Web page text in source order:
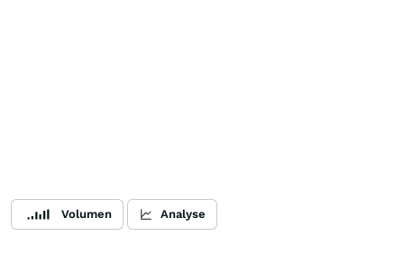
Volumen Analyse